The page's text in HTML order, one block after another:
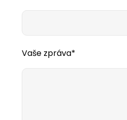
Vaše zpráva*